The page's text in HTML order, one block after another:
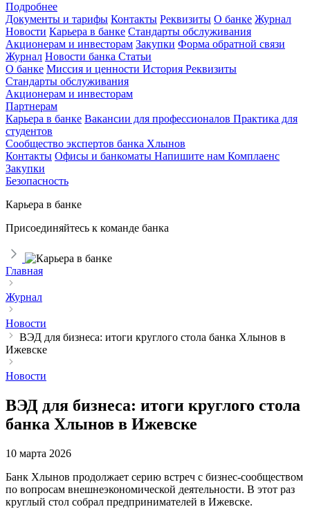
Подробнее
Документы и тарифы Контакты Реквизиты О банке Журнал
Новости Карьера в банке Стандарты обслуживания
Акционерам и инвесторам Закупки Форма обратной связи
Журнал Новости банка Статьи
О банке Миссия и ценности История Реквизиты
Стандарты обслуживания
Акционерам и инвесторам
Партнерам
Карьера в банке Вакансии для профессионалов Практика для
студентов
Сообщество экспертов банка Хлынов
Контакты Офисы и банкоматы Напишите нам Комплаенс
Закупки
Безопасность
Карьера в банке
Присоединяйтесь к команде банка
Главная
Журнал
Новости
ВЭД для бизнеса: итоги круглого стола банка Хлынов в
Ижевске
Новости
ВЭД для бизнеса: итоги круглого стола
банка Хлынов в Ижевске
10 марта 2026
Банк Хлынов продолжает серию встреч с бизнес-сообществом
по вопросам внешнеэкономической деятельности. В этот раз
круглый стол собрал предпринимателей в Ижевске.